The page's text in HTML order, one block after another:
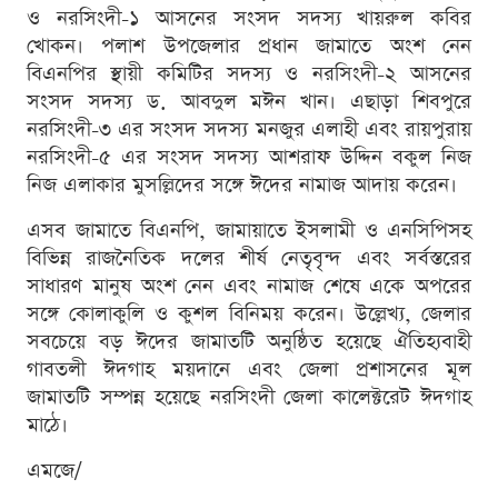
ও নরসিংদী-১ আসনের সংসদ সদস্য খায়রুল কবির
খোকন। পলাশ উপজেলার প্রধান জামাতে অংশ নেন
বিএনপির স্থায়ী কমিটির সদস্য ও নরসিংদী-২ আসনের
সংসদ সদস্য ড. আবদুল মঈন খান। এছাড়া শিবপুরে
নরসিংদী-৩ এর সংসদ সদস্য মনজুর এলাহী এবং রায়পুরায়
নরসিংদী-৫ এর সংসদ সদস্য আশরাফ উদ্দিন বকুল নিজ
নিজ এলাকার মুসল্লিদের সঙ্গে ঈদের নামাজ আদায় করেন।
এসব জামাতে বিএনপি, জামায়াতে ইসলামী ও এনসিপিসহ
বিভিন্ন রাজনৈতিক দলের শীর্ষ নেতৃবৃন্দ এবং সর্বস্তরের
সাধারণ মানুষ অংশ নেন এবং নামাজ শেষে একে অপরের
সঙ্গে কোলাকুলি ও কুশল বিনিময় করেন। উল্লেখ্য, জেলার
সবচেয়ে বড় ঈদের জামাতটি অনুষ্ঠিত হয়েছে ঐতিহ্যবাহী
গাবতলী ঈদগাহ ময়দানে এবং জেলা প্রশাসনের মূল
জামাতটি সম্পন্ন হয়েছে নরসিংদী জেলা কালেক্টরেট ঈদগাহ
মাঠে।
এমজে/